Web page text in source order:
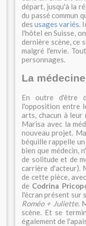
départ, jusqu'à la
du passé commun
des usages variés.
l'hôtel en Suisse,
dernière scène, ce
malgré l'envie.
personnages.
La
En outre d'être
l'opposition entre
arts, chacun à
Marisa avec la
nouveau projet.
béquille rappelle
bien que médecin,
de solitude et de
carrière d'acteur).
de cette pièce,
de Codrina
l'écran présent sur
Roméo + Juliette.
scène. Et se
également de